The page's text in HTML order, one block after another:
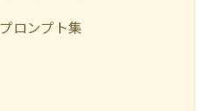
ロンプト集